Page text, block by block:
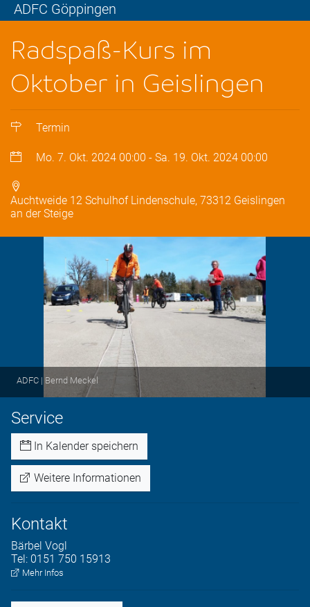
ADFC Göppingen
Radspaß-Kurs im
Oktober in Geislingen
Termin
Mo. 7. Okt. 2024 00:00 -Sa. 19. Okt. 2024 00:00
Auchtweide 12 Schulhof Lindenschule, 73312 Geislingen
an der Steige
ADFC | Bernd Meckel
Service
In Kalender speichern
Weitere Informationen
Kontakt
Bärbel Vogl
Tel: 0151 750 15913
Mehr Infos